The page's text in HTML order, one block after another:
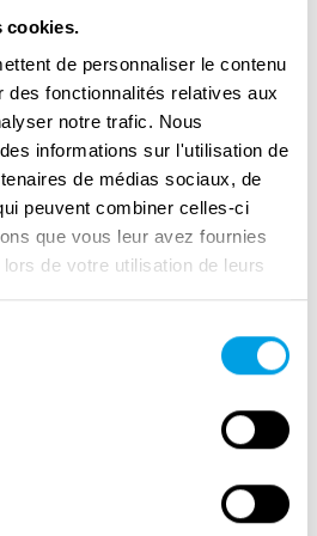
cookies.
de personnaliser le contenu
des fonctionnalités relatives aux
notre trafic. Nous
informations sur l'utilisation de
de médias sociaux, de
peuvent combiner celles-ci
que vous leur avez fournies
de votre utilisation de leurs
in Amsterdam